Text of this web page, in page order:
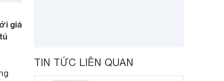
giá
TIN TỨC LIÊN QUAN